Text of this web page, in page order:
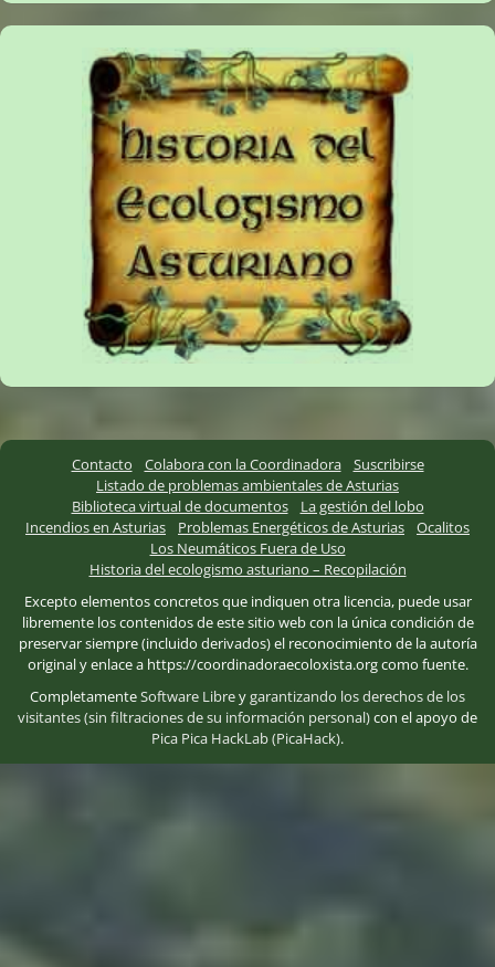
Contacto Colabora con la Coordinadora
Suscribirse
Listado de problemas ambientales de Asturias
Biblioteca virtual de documentos
La gestión del lobo
Incendios en Asturias
Problemas Energéticos de Asturias
Ocalitos
Los Neumáticos Fuera de Uso
Historia del ecologismo asturiano – Recopilación
Excepto elementos concretos que indiquen otra licencia, puede usar
libremente los contenidos de este sitio web con la única condición de
preservar siempre (incluido derivados) el reconocimiento de la autoría
original y enlace a https://coordinadoraecoloxista.org como fuente.
CompletamenteSoftware Libreygarantizando los derechos de los
visitantes (sin filtraciones de su información personal)con el apoyo de
Pica Pica HackLab (PicaHack).